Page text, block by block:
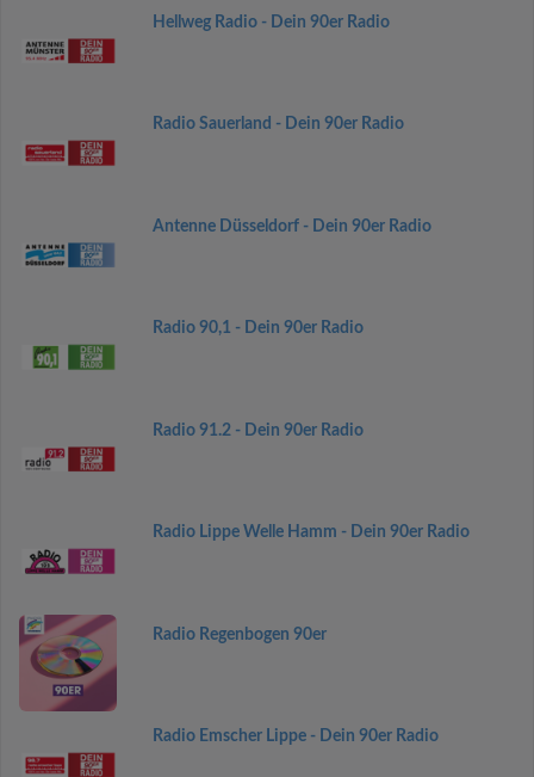
Hellweg Radio - Dein 90er Radio
Radio Sauerland - Dein 90er Radio
Antenne Düsseldorf - Dein 90er Radio
Radio 90,1 - Dein 90er Radio
Radio 91.2 - Dein 90er Radio
Radio Lippe Welle Hamm - Dein 90er Radio
Radio Regenbogen 90er
Radio Emscher Lippe - Dein 90er Radio